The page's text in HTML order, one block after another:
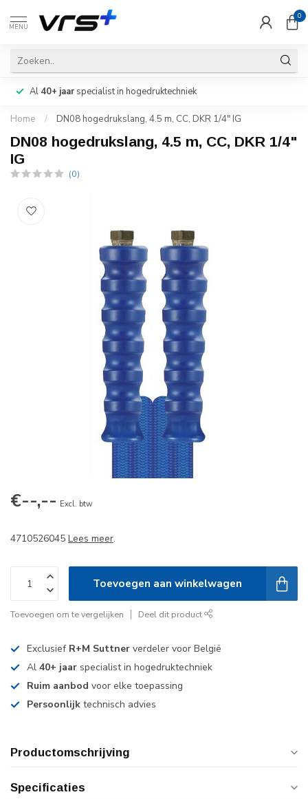
MENU
0
Al 40+ jaarspecialist in hogedruktechniek
Home / DN08 hogedrukslang, 4.5 m, CC, DKR 1/4" IG
DN08 hogedrukslang, 4.5 m, CC, DKR 1/4"
IG
(0)
€--,-- Excl. btw
4710526045 Lees meer.
Toevoegen aan winkelwagen
Toevoegen om te vergelijken Deel dit product
Exclusief R+M Suttner verdeler voor België
Al 40+ jaar specialist in hogedruktechniek
Ruim aanbod voor elke toepassing
Persoonlijk technisch advies
Productomschrijving
Specificaties